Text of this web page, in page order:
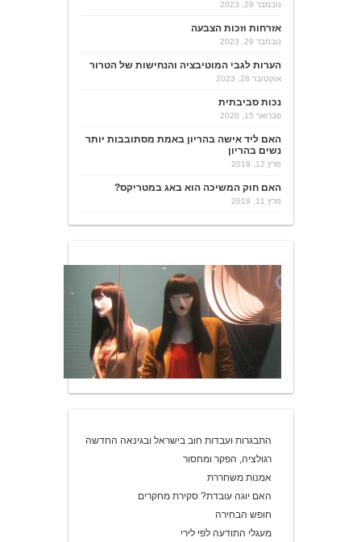
נובמבר 29, 2023
אזרחות וזכות הצבעה
נובמבר 29, 2023
הערות לגבי המוטיבציה והנחישות של הטרור
אוקטובר 28, 2023
נכות סביבתית
פברואר 15, 2020
האם ליד אישה בהריון באמת מסתובבות יותר
נשים בהריון
מרץ 12, 2019
האם חוק המשיכה הוא באג במטריקס?
מרץ 11, 2019
התבגרות ועבדות חוב בישראל ובגינאה החדשה
רגולציה, הפקר ומחסור
אמנות משחררת
האם יוגה עובדת? סקירת מחקרים
חופש הבחירה
מעגלי התודעה לפי לירי